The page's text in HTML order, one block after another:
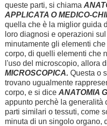
queste parti, si chiama
APPLICATA O MEDICO-
quella che è la miglior guida
loro diagnosi e operazioni
minutamente gli elementi
corpo, di quelli elementi che
l'uso del microscopio, allora
MICROSCOPICA. Questa o
trovano ugualmente
corpo, e si dice ANATOMIA
appunto perchè la generalità
parti similari o tessuti, come
minuta di un singolo organo,